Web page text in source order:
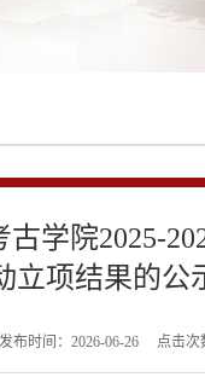
古学院2025-
立项结果的公
发布时间：2026-06-26 点击次